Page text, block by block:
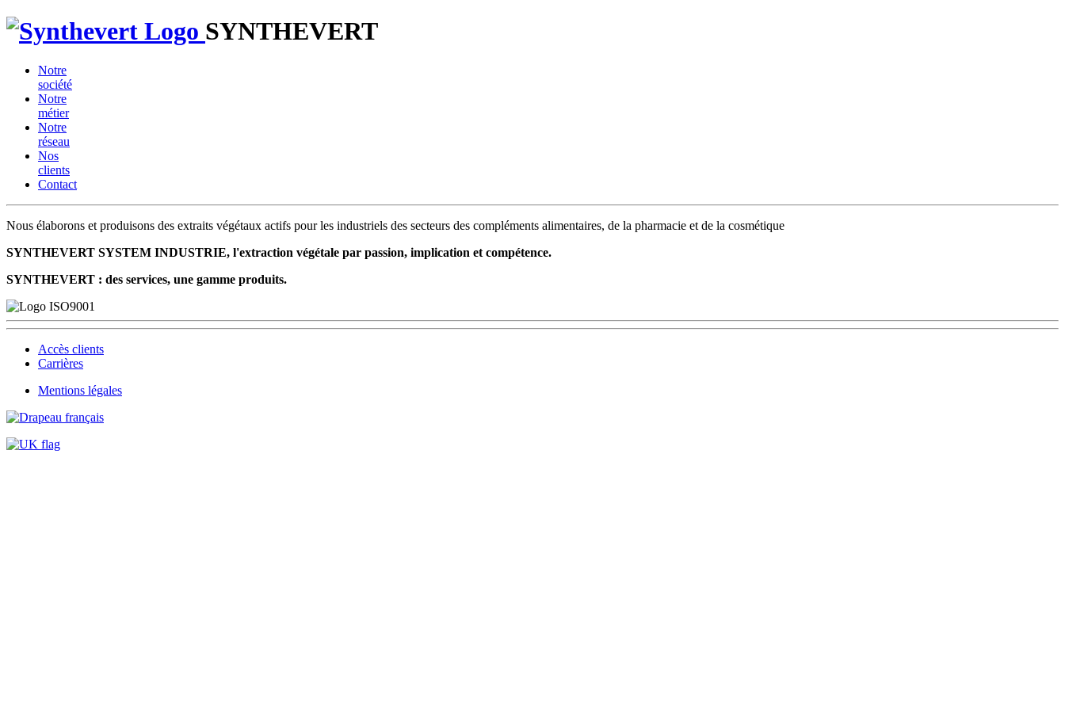
SYNTHEVERT
Notre
société
Notre
métier
Notre
réseau
Nos
clients
Contact
Nous élaborons et produisons des extraits végétaux actifs pour les industriels des secteurs des compléments alimentaires, de la pharmacie et de la cosmétique
SYNTHEVERT SYSTEM INDUSTRIE, l'extraction végétale par passion, implication et compétence.
SYNTHEVERT : des services, une gamme produits.
Accès clients
Carrières
Mentions légales